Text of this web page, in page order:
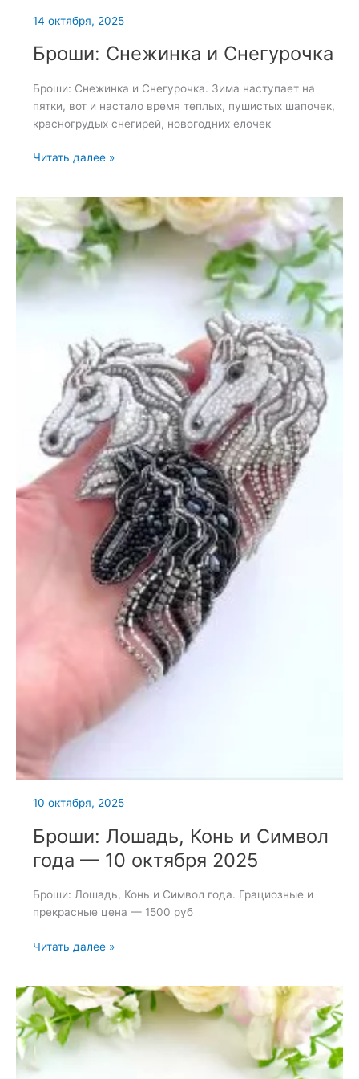
14 октября, 2025
Броши: Снежинка и Снегурочка
Броши: Снежинка и Снегурочка. Зима наступает на
пятки, вот и настало время теплых, пушистых шапочек,
красногрудых снегирей, новогодних елочек
Броши:
Снегурочка
Читать далее »
10 октября, 2025
Броши: Лошадь, Конь и Символ
года — 10 октября 2025
Броши: Лошадь, Конь и Символ года. Грациозные и
прекрасные цена — 1500 руб
Броши:
и
Символ
года
10
Читать далее »